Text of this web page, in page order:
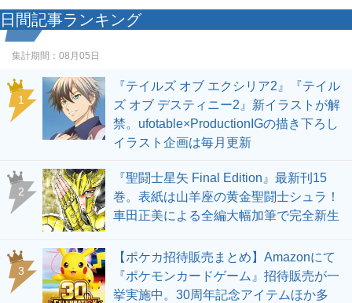
日間記事ランキング
集計期間： 08月05日
1
『テイルズ オブ エクシリア2』『テイル
ズ オブ デスティニー2』新イラストが解
禁。ufotable×ProductionIGの描き下ろし
イラスト企画は毎月更新
2
『聖闘士星矢 Final Edition』最新刊15
巻。表紙は山羊座の黄金聖闘士シュラ！
車田正美による全編大幅加筆で完全新生
3
【ポケカ招待販売まとめ】Amazonにて
『ポケモンカードゲーム』招待販売が一
挙実施中。30周年記念アイテムほか多